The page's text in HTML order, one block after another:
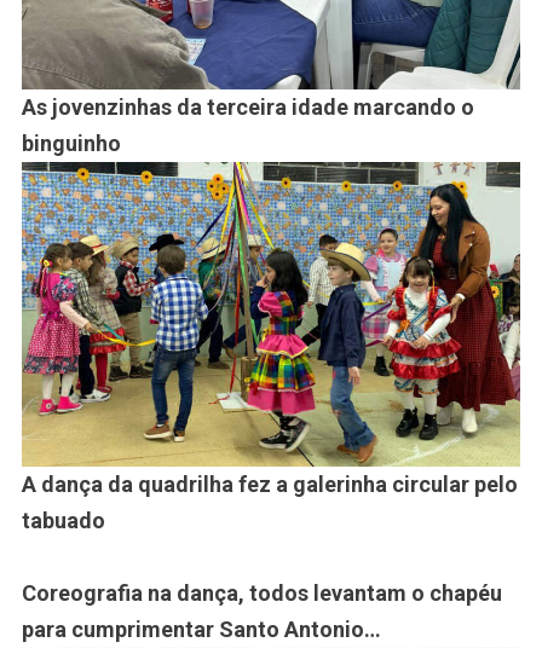
As jovenzinhas da terceira idade marcando o
binguinho
A dança da quadrilha fez a galerinha circular pelo
tabuado
Coreografia na dança, todos levantam o chapéu
para cumprimentar Santo Antonio…